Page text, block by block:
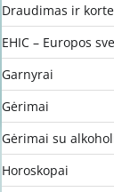
Draudimas ir
EHIC – Europos
Garnyrai
Gėrimai
Gėrimai su
Horoskopai